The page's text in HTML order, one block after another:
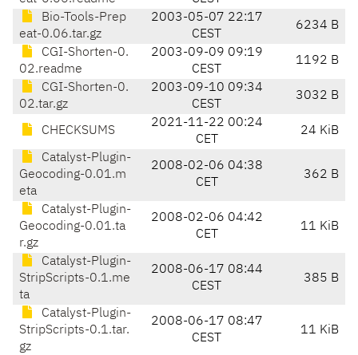
Bio-Tools-Prep
eat-0.06.tar.gz
2003-05-07 22:17
CEST
6234 B
CGI-Shorten-0.
02.readme
2003-09-09 09:19
CEST
1192 B
CGI-Shorten-0.
02.tar.gz
2003-09-10 09:34
CEST
3032 B
CHECKSUMS
2021-11-22 00:24
CET
24 KiB
Catalyst-Plugin-
Geocoding-0.01.m
eta
2008-02-06 04:38
CET
362 B
Catalyst-Plugin-
Geocoding-0.01.ta
r.gz
2008-02-06 04:42
CET
11 KiB
Catalyst-Plugin-
StripScripts-0.1.me
ta
2008-06-17 08:44
CEST
385 B
Catalyst-Plugin-
StripScripts-0.1.tar.
gz
2008-06-17 08:47
CEST
11 KiB